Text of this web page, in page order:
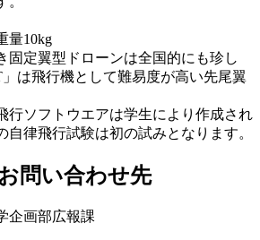
量10kg
固定翼型ドローンは全国的にも珍し
」は飛行機として難易度が高い先尾翼
行ソフトウエアは学生により作成され
自律飛行試験は初の試みとなります。
問い合わせ先
企画部広報課